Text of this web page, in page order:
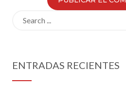
ENTRADAS RECIENTES